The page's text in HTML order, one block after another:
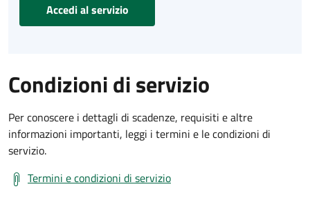
Accedi al servizio
Condizioni di servizio
Per conoscere i dettagli di scadenze, requisiti e altre
informazioni importanti, leggi i termini e le condizioni di
servizio.
Termini e condizioni di servizio